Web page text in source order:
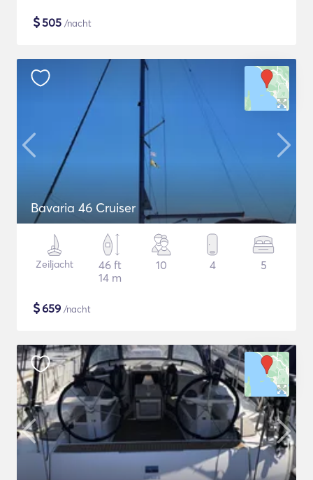
$505 /nacht
Bavaria 46 Cruiser
Zeiljacht
46 ft
14 m
10 4 5
$659 /nacht